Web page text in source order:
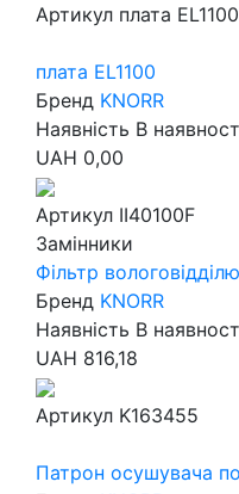
Артикул плата EL1100
плата EL1100
Бренд KNORR
Наявність В
UAH 0,00
Артикул II40100F
Замінники
Фільтр
Бренд KNORR
Наявність В
UAH 816,18
Артикул K163455
Патрон осушувача